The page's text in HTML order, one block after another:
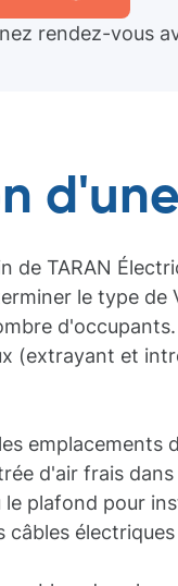
rendez-vous
de TARAN
le type
(extrayant et
emplacements
d'air frais
le plafond pour